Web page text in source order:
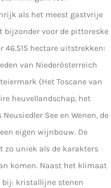
als het meest gastvrije
bijzonder voor de pittoreske
46.515 hectare uitstrekken:
van Niederösterreich
(Het Toscane van
heuvellandschap, het
See en Wenen, de
eigen wijnbouw. De
zo uniek als de karakters
komen. Naast het klimaat
bij: kristallijne stenen